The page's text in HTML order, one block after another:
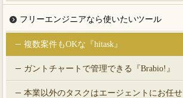
フリーエンジニアなら使いたいツール
複数案件もOKな『hitask』
ガントチャートで管理できる『Brabio!』
本業以外のタスクはエージェントにお任せ